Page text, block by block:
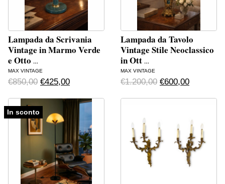
Lampada da Scrivania
Vintage in Marmo Verde
e Otto …
MAX VINTAGE
€850,00 Original price was: €850,00.
€425,00Current price is: €425,00.
Lampada da Tavolo
Vintage Stile Neoclassico
in Ott …
MAX VINTAGE
€1.200,00 Original price
€600,00Current
In sconto